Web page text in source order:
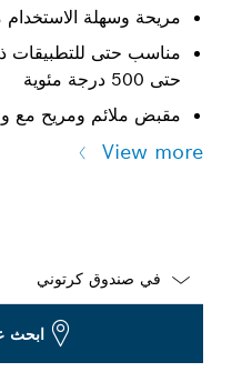
مريحة وسهلة الاستخدام
مناسب حتى للتطبيقات ذات
حتى 500 درجة مئوية
مقبض ملائم ومريح مع
View more
ابحث